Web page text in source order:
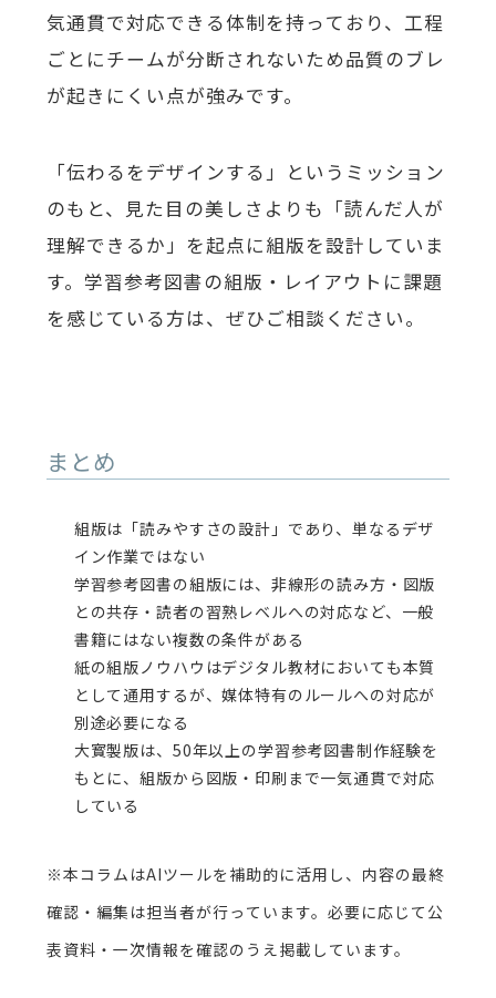
気通貫で対応できる体制を持っており、工程
ごとにチームが分断されないため品質のブレ
が起きにくい点が強みです。
「伝わるをデザインする」というミッション
のもと、見た目の美しさよりも「読んだ人が
理解できるか」を起点に組版を設計していま
す。学習参考図書の組版・レイアウトに課題
を感じている方は、ぜひご相談ください。
まとめ
組版は「読みやすさの設計」であり、単なるデザ
イン作業ではない
学習参考図書の組版には、非線形の読み方・図版
との共存・読者の習熟レベルへの対応など、一般
書籍にはない複数の条件がある
紙の組版ノウハウはデジタル教材においても本質
として通用するが、媒体特有のルールへの対応が
別途必要になる
大寳製版は、50年以上の学習参考図書制作経験を
もとに、組版から図版・印刷まで一気通貫で対応
している
※本コラムはAIツールを補助的に活用し、内容の最終
確認・編集は担当者が行っています。必要に応じて公
表資料・一次情報を確認のうえ掲載しています。